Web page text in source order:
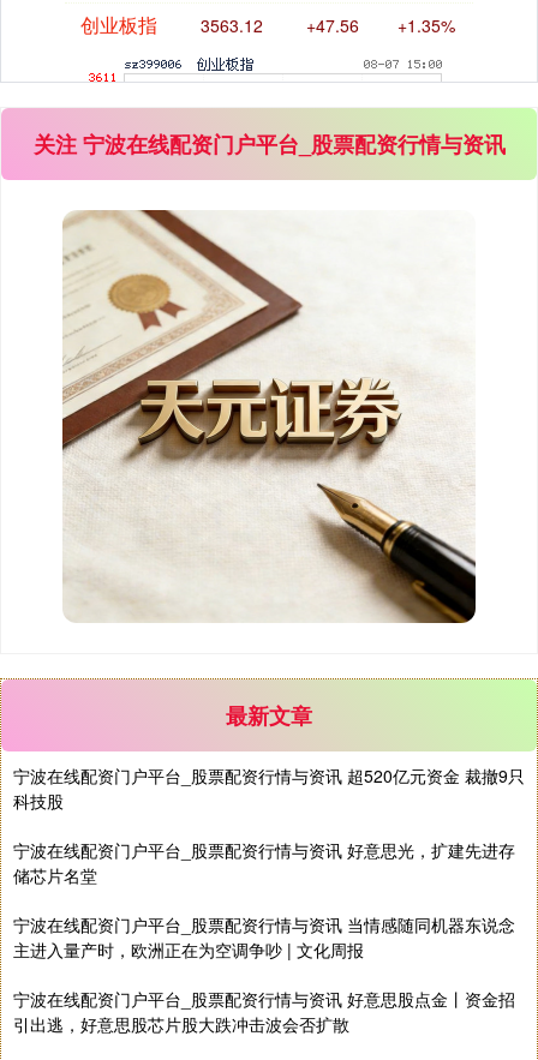
基金指数 7242.10
国债指数 +0.10 +0.04%
上证综指
关注 宁波在线配资门户平台_股票配资行情与资讯
最新文章
宁波在线配资门户平台_股票配资行情与资讯 超520亿元资金 裁撤9只
科技股
宁波在线配资门户平台_股票配资行情与资讯 好意思光，扩建先进存
储芯片名堂
宁波在线配资门户平台_股票配资行情与资讯 当情感随同机器东说念
主进入量产时，欧洲正在为空调争吵 | 文化周报
宁波在线配资门户平台_股票配资行情与资讯 好意思股点金丨资金招
引出逃，好意思股芯片股大跌冲击波会否扩散